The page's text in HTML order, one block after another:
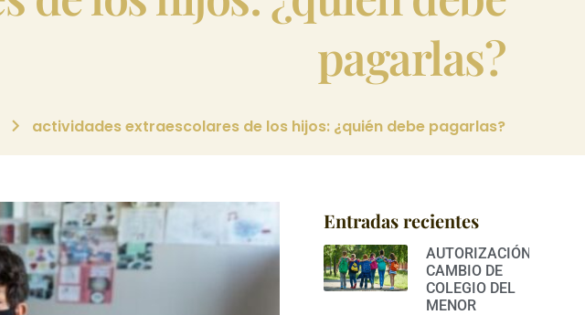
pagarlas?
actividades extraescolares de los hijos: ¿quién debe pagarlas?
Entradas recientes
AUTORIZACIÓN
CAMBIO DE
COLEGIO DEL
MENOR